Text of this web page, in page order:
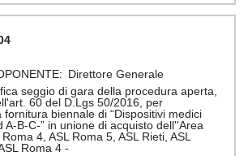
Direttore Generale
seggio di gara della procedura aperta,
60 del D.Lgs 50/2016, per
fornitura biennale di “Dispositivi medici
A-B-C-” in unione di acquisto dell''Area
4, ASL Roma 5, ASL Rieti, ASL
Roma 4 -